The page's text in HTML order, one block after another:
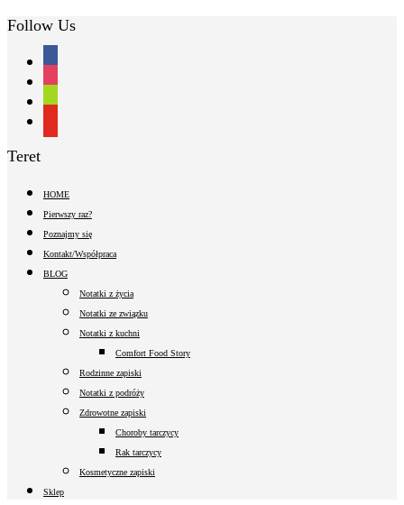
Follow Us
cart
Teret
HOME
Pierwszy raz?
Poznajmy się
Kontakt/Współpraca
BLOG
Notatki z życia
Notatki ze związku
Notatki z kuchni
Comfort Food Story
Rodzinne zapiski
Notatki z podróży
Zdrowotne zapiski
Choroby tarczycy
Rak tarczycy
Kosmetyczne zapiski
Sklep